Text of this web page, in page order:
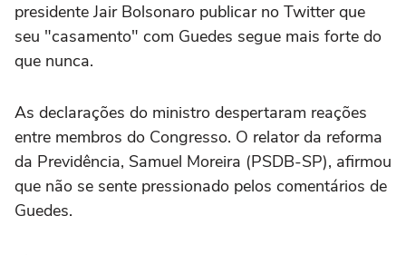
presidente Jair Bolsonaro publicar no Twitter que
seu "casamento" com Guedes segue mais forte do
que nunca.
As declarações do ministro despertaram reações
entre membros do Congresso. O relator da reforma
da Previdência, Samuel Moreira (PSDB-SP), afirmou
que não se sente pressionado pelos comentários de
Guedes.